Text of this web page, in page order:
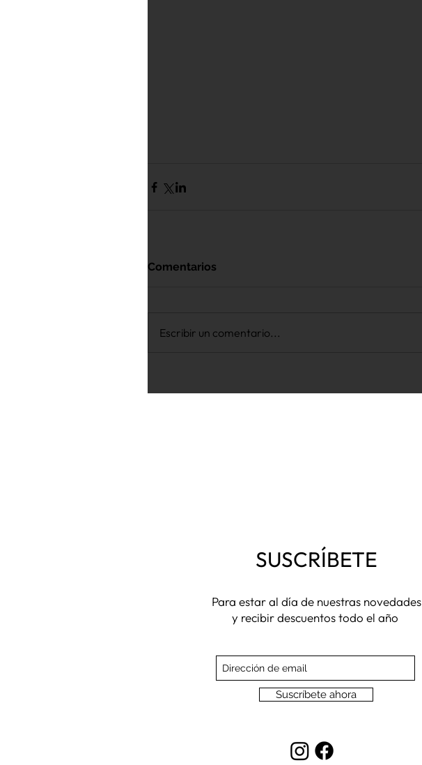
Comentarios
Escribir un comentario...
SUSCRÍBETE
Para estar al día de nuestras novedades
y recibir descuentos todo el año
Suscríbete ahora